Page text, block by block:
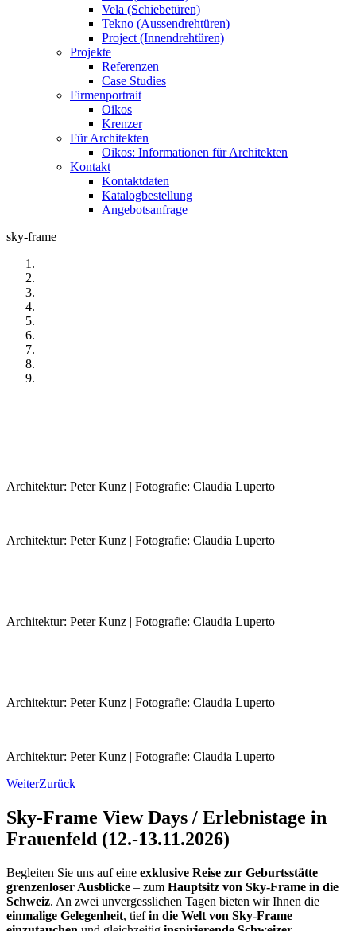
Vela (Schiebetüren)
Tekno (Aussendrehtüren)
Project (Innendrehtüren)
Projekte
Referenzen
Case Studies
Firmenportrait
Oikos
Krenzer
Für Architekten
Oikos: Informationen für Architekten
Kontakt
Kontaktdaten
Katalogbestellung
Angebotsanfrage
sky-frame
Architektur: Peter Kunz | Fotografie: Claudia Luperto
Architektur: Peter Kunz | Fotografie: Claudia Luperto
Architektur: Peter Kunz | Fotografie: Claudia Luperto
Architektur: Peter Kunz | Fotografie: Claudia Luperto
Architektur: Peter Kunz | Fotografie: Claudia Luperto
WeiterZurück
Sky-Frame View Days / Erlebnistage in
Frauenfeld (12.-13.11.2026)
Begleiten Sie uns auf eine exklusive Reise zur Geburtsstätte
grenzenloser Ausblicke – zum Hauptsitz von Sky-Frame in die
Schweiz. An zwei unvergesslichen Tagen bieten wir Ihnen die
einmalige Gelegenheit, tiefin die Welt von Sky-Frame